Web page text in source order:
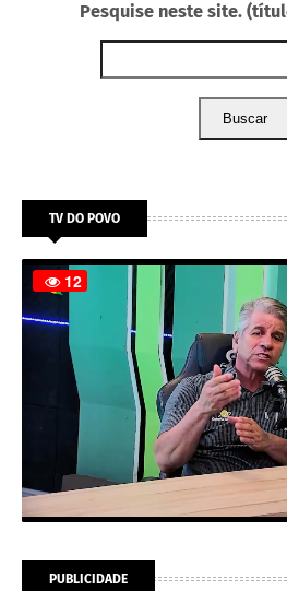
Pesquise neste site.
Buscar
TV DO POVO
PUBLICIDADE